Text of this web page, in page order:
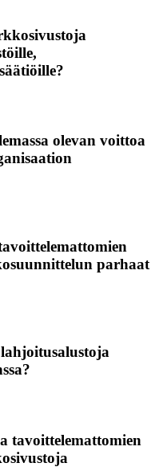
olevan voittoa
parhaat
tavoittelemattomien